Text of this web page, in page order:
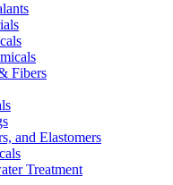
Fibers
and Elastomers
Treatment